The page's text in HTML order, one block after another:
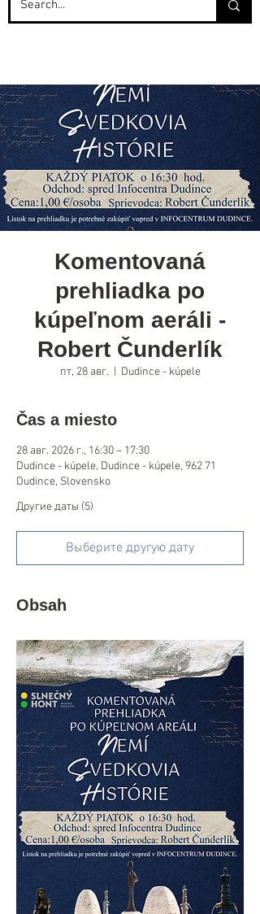
Komentovaná
prehliadka po
kúpeľnom aeráli -
Robert Čunderlík
пт, 28 авг. Dudince - kúpele
Čas a miesto
28 авг. 2026 г., 16:30 – 17:30
Dudince - kúpele, Dudince - kúpele, 962 71
Dudince, Slovensko
Другие даты (5)
Выберите другую дату
Obsah